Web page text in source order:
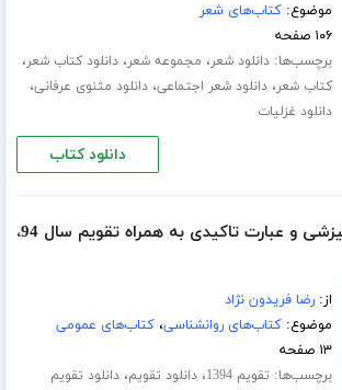
موضوع:کتاب‌های شعر
۱۰۶ صفحه
برچسب‌ها:دانلود شعر، مجموعه شعر،دانلود کتاب شعر،
کتاب شعر،دانلود شعر اجتماعی،دانلود مثنوی عرفانی،
دانلود غزلیات
دانلود کتاب
دانلود 365 پیام انگیزشی و عبارت تاکیدی به همراه تقویم سال 94،
از:رضا فریدون نژاد
موضوع:کتاب‌های روانشناسی،کتاب‌های عمومی
۱۳ صفحه
برچسب‌ها: تقویم 1394 ،دانلود تقویم،دانلود تقویم